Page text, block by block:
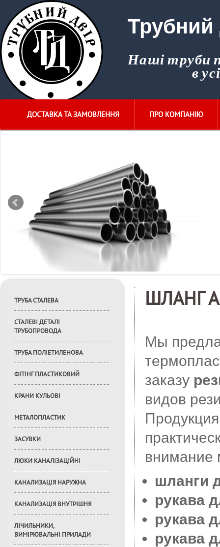
Трубний
Наші труби
в
ДОСТАВКА ТА ЗАМОВЛЕННЯ ПРО КОМПАНІЮ
ТРУБА СТАЛЕВА
СТАЛЕВІ ДЕТАЛІ
ТРУБОПРОВОДА
ТРУБА ПОЛІЕТИЛЕНОВА
ФІТІНГ ПЛАСТИКОВИЙ
КРАНИ КУЛЬОВІ
МЕТАЛОПЛАСТИК
ЗАСУВКИ
ЛЮКИ КАНАЛІЗАЦІЙНІ
КАНАЛИЗАЦІЯ НАРУЖНА
КАНАЛИЗАЦІЯ ВНУТРІШНЯ
ЛІЧИЛЬНИКИ,
ВИМІРЮВАЛЬНІ ПРИЛАДИ
ШЛАНГ
Мы
заказу
видов
шланги
рукава
рукава
рукава